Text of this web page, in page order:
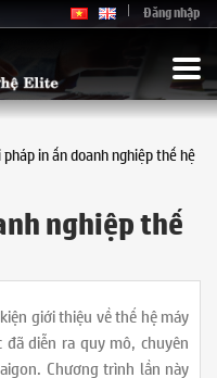
Đăng nhập
pháp in ấn doanh nghiệp thế hệ
nghiệp thế
giới thiệu về thế hệ máy
diễn ra quy mô, chuyên
Chương trình lần này